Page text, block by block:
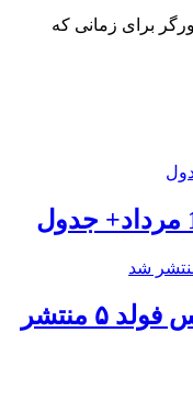
برای زمانی که
اولین تصاویر شیائومی میکس فولد ۵ منتشر